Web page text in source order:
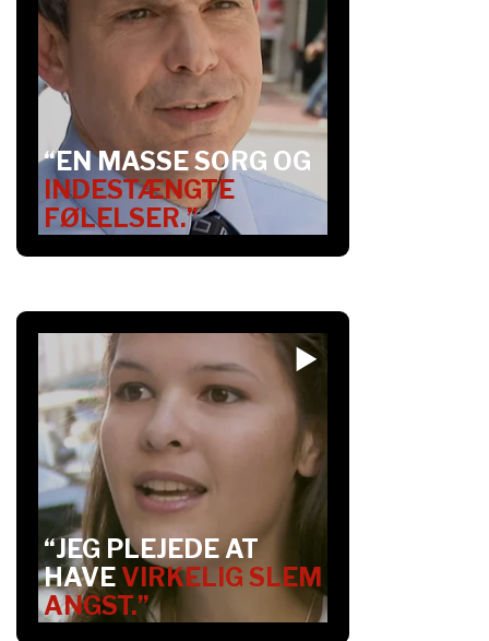
“EN MASSE SORG OG
INDESTÆNGTE
FØLELSER.”
“JEG PLEJEDE AT
HAVEVIRKELIG SLEM
ANGST.”